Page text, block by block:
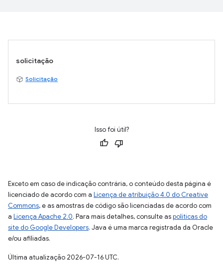
solicitação
Solicitação
Isso foi útil?
Exceto em caso de indicação contrária, o conteúdo desta página é
licenciado de acordo com a Licença de atribuição 4.0 do Creative
Commons, e as amostras de código são licenciadas de acordo com
a Licença Apache 2.0. Para mais detalhes, consulte aspolíticas do
site do Google Developers. Java é uma marca registrada da Oracle
e/ou afiliadas.
Última atualização 2026-07-16 UTC.